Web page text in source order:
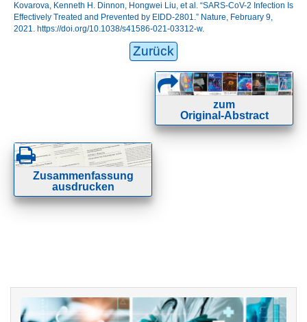
Kovarova, Kenneth H. Dinnon, Hongwei Liu, et al. “SARS-CoV-2 Infection Is
Effectively Treated and Prevented by EIDD-2801.” Nature, February 9,
2021. https://doi.org/10.1038/s41586-021-03312-w.
Zurück
zum
Original-Abstract
Zusammenfassung
ausdrucken